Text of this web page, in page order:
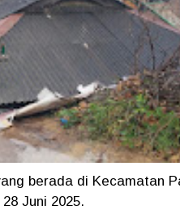
berada di Kecamatan
Juni 2025.